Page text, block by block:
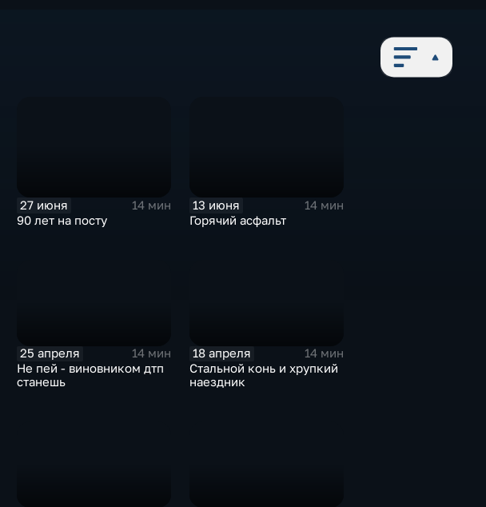
27 июня
14 мин
90 лет на посту
13 июня
14 мин
Горячий асфальт
25 апреля
14 мин
Не пей - виновником дтп
станешь
18 апреля
14 мин
Стальной конь и хрупкий
наездник